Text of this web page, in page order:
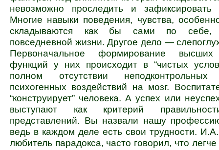
невозможно проследить и зафиксировать
Многие навыки поведения, чувства,
складываются как бы сами по себе,
повседневной жизни. Другое дело —
Первоначальное формирование высших
функций у них происходит в “чистых
полном отсутствии неподконтрольных
психогенных воздействий на мозг.
“конструирует” человека. А успех или
выступают как критерий
представлений. Вы назвали нашу
ведь в каждом деле есть свои трудности.
любитель парадокса, часто говорил, что легче